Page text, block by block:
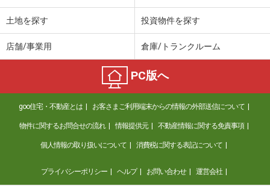
土地を探す 投資物件を探す
店舗/事業用 倉庫/トランクルーム
PC版へ
goo住宅・不動産とは お客さまご利用端末からの情報の外部送信について
物件に関するお問合せの流れ 情報提供元 不動産情報に関する免責事項
個人情報の取り扱いについて 消費税に関する表記について
プライバシーポリシー ヘルプ お問い合わせ 運営会社